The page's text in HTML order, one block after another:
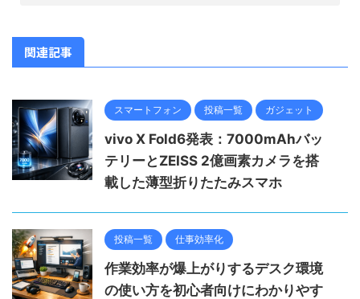
関連記事
スマートフォン 投稿一覧 ガジェット
vivo X Fold6発表：7000mAhバッ
テリーとZEISS 2億画素カメラを搭
載した薄型折りたたみスマホ
投稿一覧 仕事効率化
作業効率が爆上がりするデスク環境
の使い方を初心者向けにわかりやす